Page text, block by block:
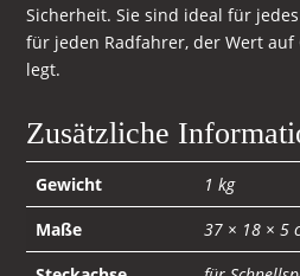
Sicherheit. Sie sind ideal für
für jeden Radfahrer, der Wert
legt.
Zusätzliche
Gewicht
1 kg
Maße
37 × 18 × 5